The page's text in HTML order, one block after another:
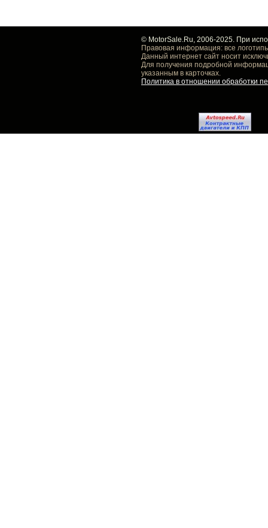
© MotorSale.Ru, 2006-2025. При
Правовая информация: все
Данный интернет сайт носит
Для получения подробной
указанным в карточках.
Политика в отношении обработки